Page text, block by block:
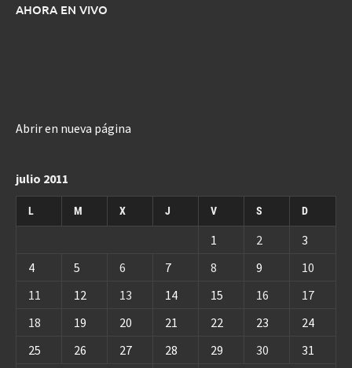
AHORA EN VIVO
Abrir en nueva página
julio 2011
L M X J V S D
1 2
3
4
5 6 7 8 9
10
11
12 13 14 15 16
17
18
19 20 21 22 23
24
25
26 27 28 29 30 31